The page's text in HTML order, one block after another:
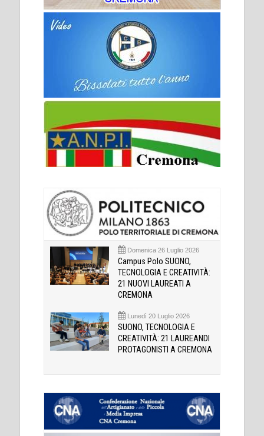
Domenica 26 Luglio 2026
Campus Polo SUONO,
TECNOLOGIA E CREATIVITÀ:
21 NUOVI LAUREATI A
CREMONA
Lunedì 20 Luglio 2026
SUONO, TECNOLOGIA E
CREATIVITÀ: 21 LAUREANDI
PROTAGONISTI A CREMONA